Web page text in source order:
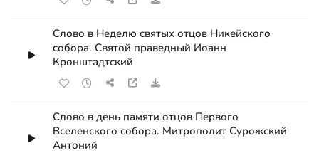
Слово в Неделю святых отцов Никейского
собора. Святой праведный Иоанн
Кронштадтский
Слово в день памяти отцов Первого
Вселенского собора. Митрополит Сурожский
Антоний